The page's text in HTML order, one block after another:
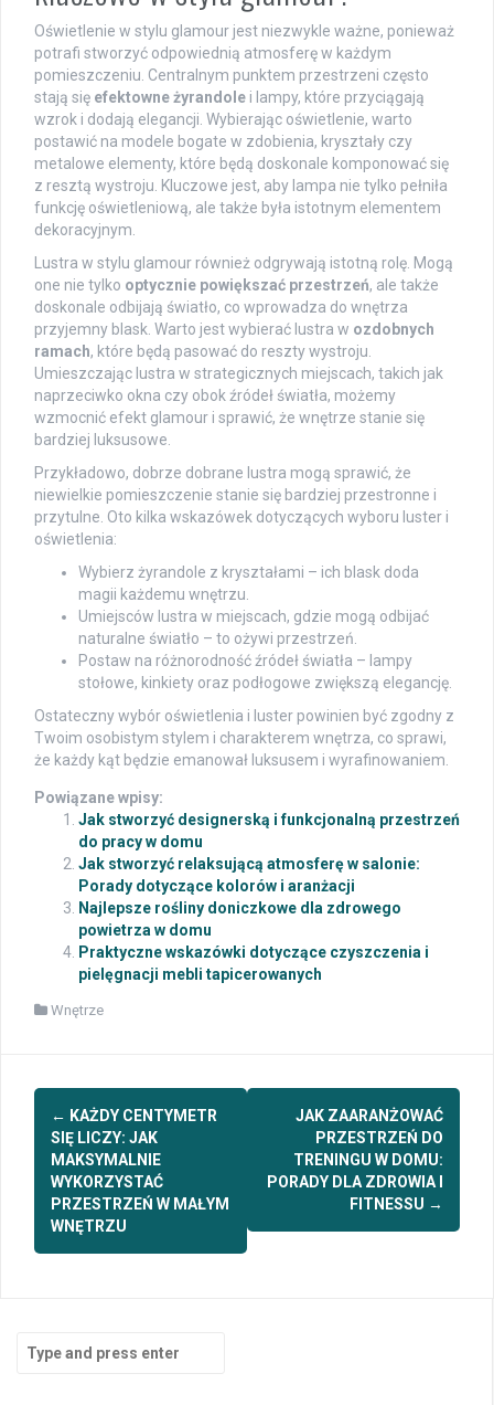
Oświetlenie w stylu glamour jest niezwykle ważne, ponieważ
potrafi stworzyć odpowiednią atmosferę w każdym
pomieszczeniu. Centralnym punktem przestrzeni często
stają się efektowne żyrandole i lampy, które przyciągają
wzrok i dodają elegancji. Wybierając oświetlenie, warto
postawić na modele bogate w zdobienia, kryształy czy
metalowe elementy, które będą doskonale komponować się
z resztą wystroju. Kluczowe jest, aby lampa nie tylko pełniła
funkcję oświetleniową, ale także była istotnym elementem
dekoracyjnym.
Lustra w stylu glamour również odgrywają istotną rolę. Mogą
one nie tylko optycznie powiększać przestrzeń, ale także
doskonale odbijają światło, co wprowadza do wnętrza
przyjemny blask. Warto jest wybierać lustra w ozdobnych
ramach, które będą pasować do reszty wystroju.
Umieszczając lustra w strategicznych miejscach, takich jak
naprzeciwko okna czy obok źródeł światła, możemy
wzmocnić efekt glamour i sprawić, że wnętrze stanie się
bardziej luksusowe.
Przykładowo, dobrze dobrane lustra mogą sprawić, że
niewielkie pomieszczenie stanie się bardziej przestronne i
przytulne. Oto kilka wskazówek dotyczących wyboru luster i
oświetlenia:
Wybierz żyrandole z kryształami – ich blask doda
magii każdemu wnętrzu.
Umiejsców lustra w miejscach, gdzie mogą odbijać
naturalne światło – to ożywi przestrzeń.
Postaw na różnorodność źródeł światła – lampy
stołowe, kinkiety oraz podłogowe zwiększą elegancję.
Ostateczny wybór oświetlenia i luster powinien być zgodny z
Twoim osobistym stylem i charakterem wnętrza, co sprawi,
że każdy kąt będzie emanował luksusem i wyrafinowaniem.
Powiązane wpisy:
Jak stworzyć designerską i funkcjonalną przestrzeń
do pracy w domu
Jak stworzyć relaksującą atmosferę w salonie:
Porady dotyczące kolorów i aranżacji
Najlepsze rośliny doniczkowe dla zdrowego
powietrza w domu
Praktyczne wskazówki dotyczące czyszczenia i
pielęgnacji mebli tapicerowanych
Wnętrze
Post
navigation
← KAŻDY CENTYMETR
SIĘ LICZY: JAK
MAKSYMALNIE
WYKORZYSTAĆ
PRZESTRZEŃ W MAŁYM
WNĘTRZU
JAK ZAARANŻOWAĆ
PRZESTRZEŃ DO
TRENINGU W DOMU:
PORADY DLA ZDROWIA I
FITNESSU →
Search
for: